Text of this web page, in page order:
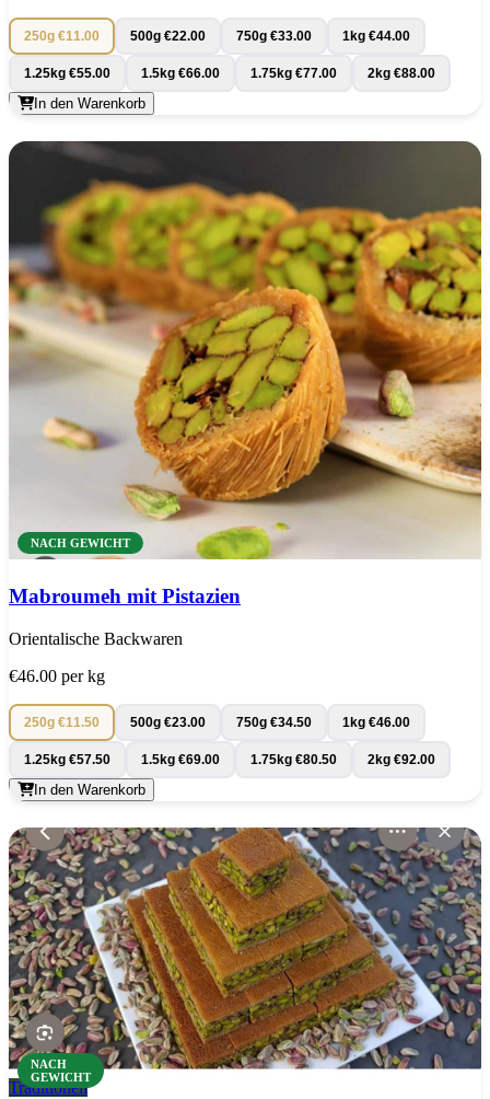
250g €11.00 500g €22.00 750g €33.00 1kg €44.00
1.25kg €55.00 1.5kg €66.00 1.75kg €77.00 2kg €88.00
In den Warenkorb
NACH GEWICHT
Mabroumeh mit Pistazien
Orientalische Backwaren
€46.00 per kg
250g €11.50 500g €23.00 750g €34.50 1kg €46.00
1.25kg €57.50 1.5kg €69.00 1.75kg €80.50 2kg €92.00
In den Warenkorb
Traditionell
NACH
GEWICHT